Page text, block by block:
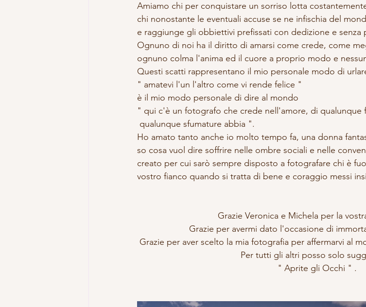
Amiamo chi per conquistare un sorriso lotta
chi nonostante le eventuali accuse se ne infischia del
e raggiunge gli obbiettivi prefissati con dedizione e senza
Ognuno di noi ha il diritto di amarsi come crede, come
ognuno colma l'anima ed il cuore a proprio modo e
Questi scatti rappresentano il mio personale modo di
" amatevi l'un l'altro come vi rende felice "
è il mio modo personale di dire al mondo
" qui c'è un fotografo che crede nell'amore, di qualunque
qualunque sfumature abbia ".
Ho amato tanto anche io molto tempo fa, una donna
so cosa vuol dire soffrire nelle ombre sociali e nelle
creato per cui sarò sempre disposto a fotografare chi è
vostro fianco quando si tratta di bene e coraggio messi
Grazie Veronica e Michela per la
Grazie per avermi dato l'occasione di
Grazie per aver scelto la mia fotografia per affermarvi al
Per tutti gli altri posso solo
" Aprite gli Occhi " .